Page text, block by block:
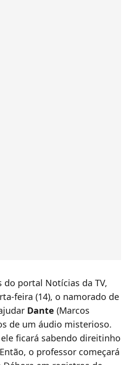
do portal Notícias da TV,
feira (14), o namorado de
Dante (Marcos
de um áudio misterioso.
ficará sabendo direitinho
o professor começará